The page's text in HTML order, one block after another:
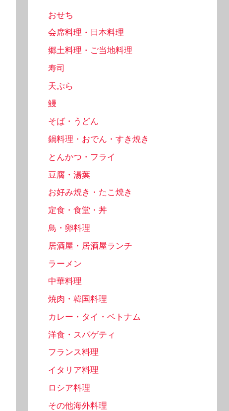
おせち
会席料理・日本料理
郷土料理・ご当地料理
寿司
天ぷら
鰻
そば・うどん
鍋料理・おでん・すき焼き
とんかつ・フライ
豆腐・湯葉
お好み焼き・たこ焼き
定食・食堂・丼
鳥・卵料理
居酒屋・居酒屋ランチ
ラーメン
中華料理
焼肉・韓国料理
カレー・タイ・ベトナム
洋食・スパゲティ
フランス料理
イタリア料理
ロシア料理
その他海外料理